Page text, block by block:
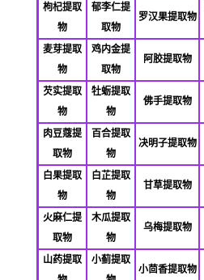
枸杞提取
物
郁李仁提
取物
罗汉果提取物
麦芽提取
物
鸡内金提
取物
阿胶提取物
芡实提取
物
牡蛎提取
物
佛手提取物
肉豆蔻提
取物
百合提取
物
决明子提取物
白果提取
物
白芷提取
物
甘草提取物
火麻仁提
取物
木瓜提取
物
乌梅提取物
山药提取
小蓟提取
小茴香提取物